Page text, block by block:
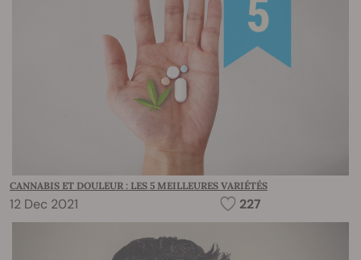
CANNABIS ET DOULEUR : LES 5 MEILLEURES VARIÉTÉS
12 Dec 2021 227